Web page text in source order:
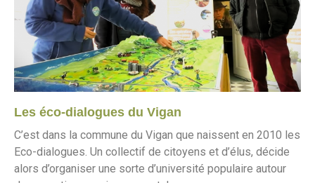
Les éco-dialogues du Vigan
C’est dans la commune du Vigan que naissent en 2010 les
Eco-dialogues. Un collectif de citoyens et d’élus, décide
alors d’organiser une sorte d’université populaire autour